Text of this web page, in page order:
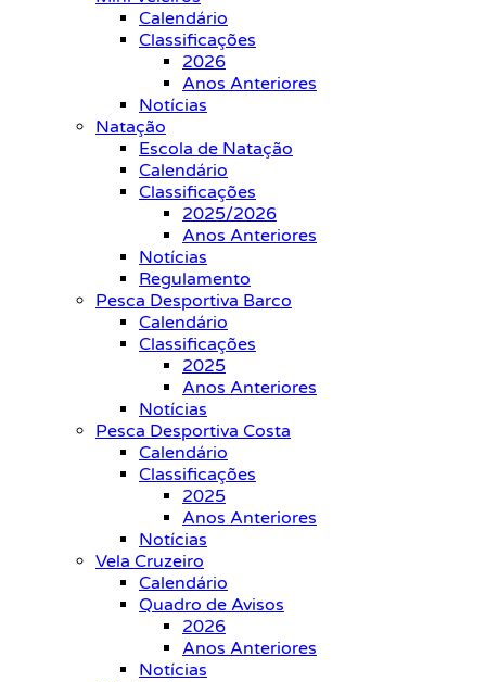
Calendário
Classificações
2026
Anos Anteriores
Notícias
Natação
Escola de Natação
Calendário
Classificações
2025/2026
Anos Anteriores
Notícias
Regulamento
Pesca Desportiva Barco
Calendário
Classificações
2025
Anos Anteriores
Notícias
Pesca Desportiva Costa
Calendário
Classificações
2025
Anos Anteriores
Notícias
Vela Cruzeiro
Calendário
Quadro de Avisos
2026
Anos Anteriores
Notícias